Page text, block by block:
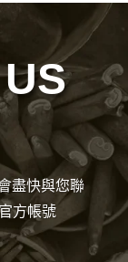
盡快與您聯
方帳號